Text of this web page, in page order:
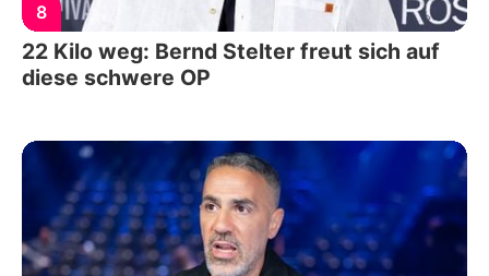
8
22 Kilo weg: Bernd Stelter freut sich auf
diese schwere OP